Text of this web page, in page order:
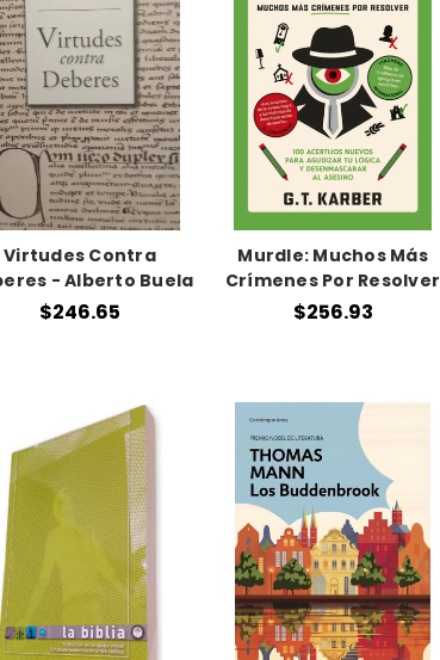
Virtudes Contra
- Alberto Buela
$246.65
Murdle: Muchos Más
Crímenes Por Resolver
$256.93